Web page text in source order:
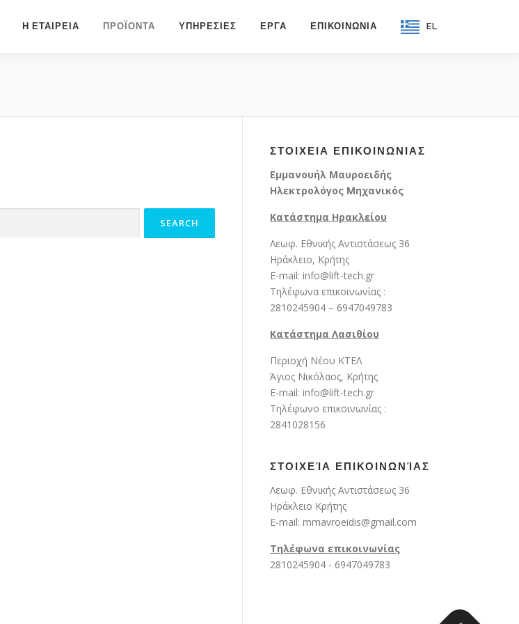
Η ΕΤΑΙΡΕΙΑ ΠΡΟΪΟΝΤΑ ΥΠΗΡΕΣΙΕΣ ΕΡΓΑ ΕΠΙΚΟΙΝΩΝΙΑ EL
ΣΤΟΙΧΕΙΑ ΕΠΙΚΟΙΝΩΝΙΑΣ
Εμμανουήλ Μαυροειδής
Ηλεκτρολόγος Μηχανικός
Κατάστημα Ηρακλείου
Λεωφ. Εθνικής Αντιστάσεως 36
Ηράκλειο, Κρήτης
E-mail: info@lift-tech.gr
Τηλέφωνα επικοινωνίας :
2810245904 – 6947049783
Kατάστημα Λασιθίου
Περιοχή Νέου ΚΤΕΛ
Άγιος Νικόλαος, Κρήτης
E-mail: info@lift-tech.gr
Τηλέφωνο επικοινωνίας :
2841028156
ΣΤΟΙΧΕΊΑ ΕΠΙΚΟΙΝΩΝΊΑΣ
Λεωφ. Εθνικής Αντιστάσεως 36
Ηράκλειο Κρήτης
E-mail: mmavroeidis@gmail.com
Τηλέφωνα επικοινωνίας
2810245904 - 6947049783